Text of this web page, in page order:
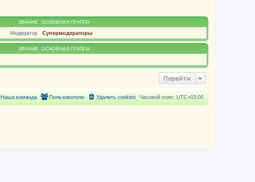
ЗВАНИЕ ОСНОВНАЯ ГРУППА
Модератор Супермодераторы
ЗВАНИЕ ОСНОВНАЯ ГРУППА
Перейти
Часовой пояс: UTC+03:00
Удалить cookies
Пользователи
Наша команда